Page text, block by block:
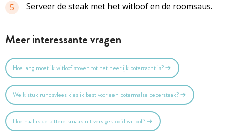
5 Serveer de steak met het witloof en de roomsaus.
Meer interessante vragen
Hoe lang moet ik witloof stoven tot het heerlijk boterzacht is?
Welk stuk rundsvlees kies ik best voor een botermalse pepersteak?
Hoe haal ik de bittere smaak uit vers gestoofd witloof?